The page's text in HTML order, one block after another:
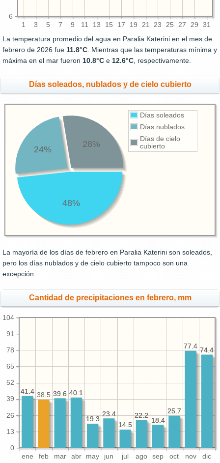
1 3 5 7 9 11 13 15 17 19 21 23 25 27 29 31
6
La temperatura promedio del agua en Paralia Katerini en el mes de
febrero de 2026 fue 11.8°C. Mientras que las temperaturas mínima y
máxima en el mar fueron 10.8°C e 12.6°C, respectivamente.
Días soleados, nublados y de cielo cubierto
Días soleados
Días nublados
Días de cielo
cubierto
48%
24%
28%
La mayoría de los días de febrero en Paralia Katerini son soleados,
pero los días nublados y de cielo cubierto tampoco son una
excepción.
Cantidad de precipitaciones en febrero, mm
ene feb mar abr may jun jul ago sep oct nov dic
0
13
26
39
52
65
78
91
104
74.4
77.4
25.7
18.4
22.2
14.5
23.4
19.3
40.1
39.6
41.4
74.4
77.4
25.7
18.4
22.2
14.5
23.4
19.3
40.1
39.6
38.5
41.4